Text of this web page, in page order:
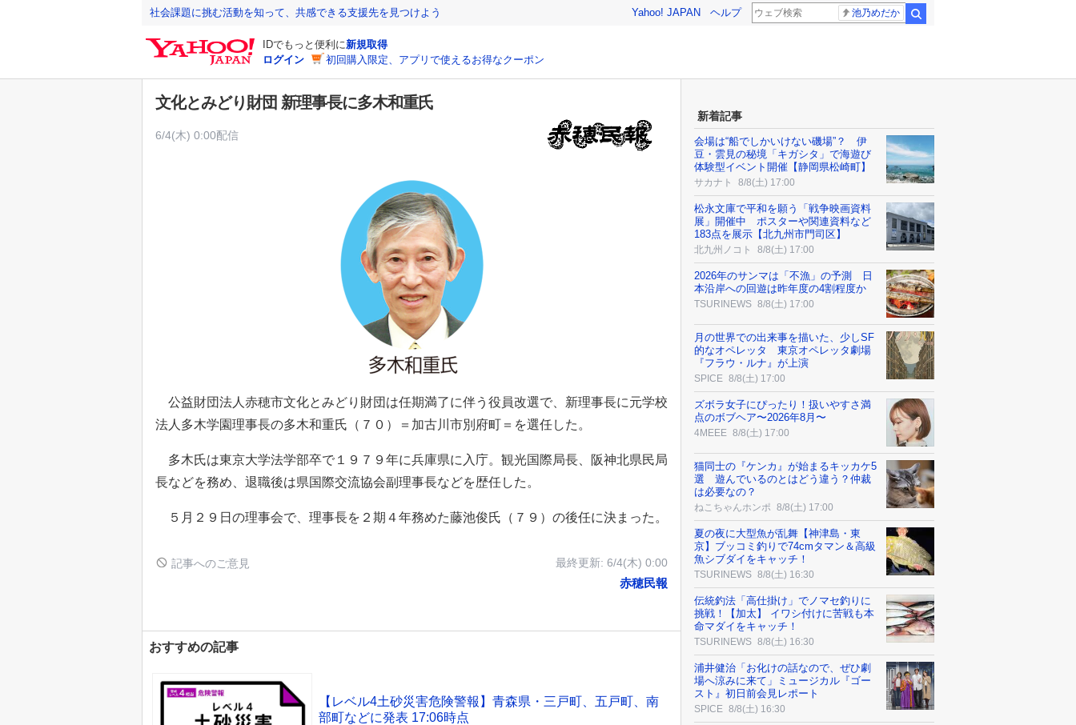
社会課題に挑む活動を知って、共感できる支援先を見つけよう Yahoo! JAPAN ヘルプ 池乃めだか
IDでもっと便利に新規取得
ログイン
初回購入限定、アプリで使えるお得なクーポン
文化とみどり財団 新理事長に多木和重氏
6/4(木) 0:00配信
公益財団法人赤穂市文化とみどり財団は任期満了に伴う役員改選で、新理事長に元学校
法人多木学園理事長の多木和重氏（７０）＝加古川市別府町＝を選任した。
多木氏は東京大学法学部卒で１９７９年に兵庫県に入庁。観光国際局長、阪神北県民局
長などを務め、退職後は県国際交流協会副理事長などを歴任した。
５月２９日の理事会で、理事長を２期４年務めた藤池俊氏（７９）の後任に決まった。
記事へのご意見 最終更新: 6/4(木) 0:00
赤穂民報
おすすめの記事
【レベル4土砂災害危険警報】青森県・三戸町、五戸町、南
部町などに発表 17:06時点
新着記事
会場は“船でしかいけない磯場”？ 伊
豆・雲見の秘境「キガシタ」で海遊び
体験型イベント開催【静岡県松崎町】
サカナト 8/8(土) 17:00
松永文庫で平和を願う「戦争映画資料
展」開催中 ポスターや関連資料など
183点を展示【北九州市門司区】
北九州ノコト 8/8(土) 17:00
2026年のサンマは「不漁」の予測 日
本沿岸への回遊は昨年度の4割程度か
TSURINEWS 8/8(土) 17:00
月の世界での出来事を描いた、少しSF
的なオペレッタ 東京オペレッタ劇場
『フラウ・ルナ』が上演
SPICE 8/8(土) 17:00
ズボラ女子にぴったり！扱いやすさ満
点のボブヘア〜2026年8月〜
4MEEE 8/8(土) 17:00
猫同士の『ケンカ』が始まるキッカケ5
選 遊んでいるのとはどう違う？仲裁
は必要なの？
ねこちゃんホンポ 8/8(土) 17:00
夏の夜に大型魚が乱舞【神津島・東
京】ブッコミ釣りで74cmタマン＆高級
魚シブダイをキャッチ！
TSURINEWS 8/8(土) 16:30
伝統釣法「高仕掛け」でノマセ釣りに
挑戦！【加太】 イワシ付けに苦戦も本
命マダイをキャッチ！
TSURINEWS 8/8(土) 16:30
浦井健治「お化けの話なので、ぜひ劇
場へ涼みに来て」ミュージカル『ゴー
スト』初日前会見レポート
SPICE 8/8(土) 16:30